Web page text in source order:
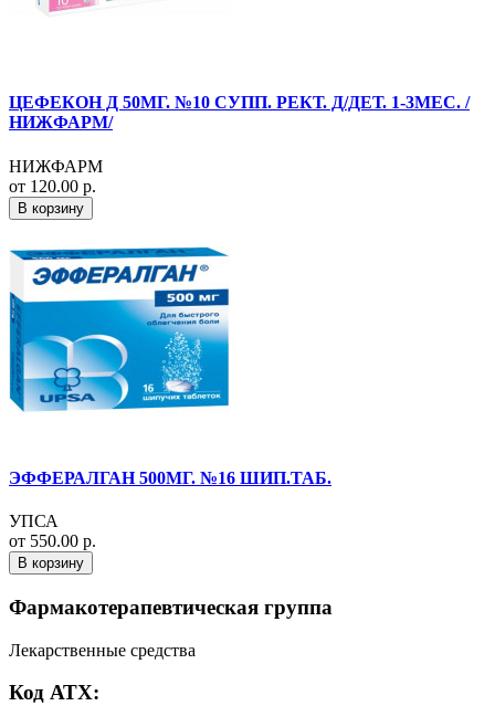
ЦЕФЕКОН Д 50МГ. №10 СУПП. РЕКТ. Д/ДЕТ. 1-3МЕС. /
НИЖФАРМ/
НИЖФАРМ
от 120.00 р.
В корзину
ЭФФЕРАЛГАН 500МГ. №16 ШИП.ТАБ.
УПСА
от 550.00 р.
В корзину
Фармакотерапевтическая группа
Лекарственные средства
Код АТХ: